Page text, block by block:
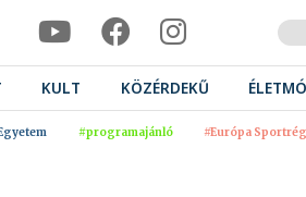
KULT KÖZÉRDEKŰ
#programajánló #Európa